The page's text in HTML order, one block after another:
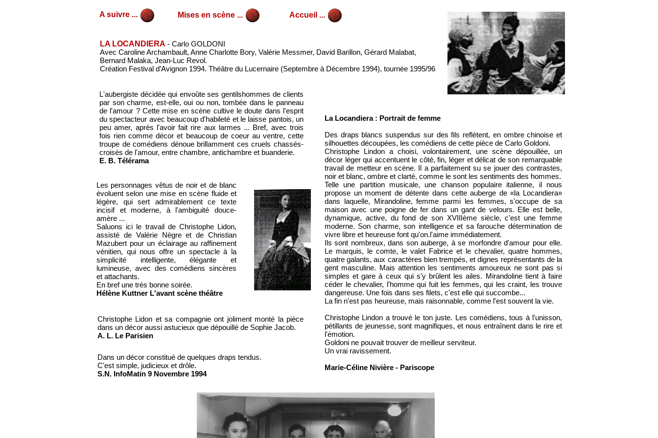
La Locandiera : Portrait de femme
Des draps blancs suspendus sur des fils reflètent, en ombre chinoise et
silhouettes découpées, les comédiens de cette pièce de Carlo Goldoni.
Christophe Lindon a choisi, volontairement, une scène dépouillée, un
décor léger qui accentuent le côté, fin, léger et délicat de son remarquable
travail de metteur en scène. Il a parfaitement su se jouer des contrastes,
noir et blanc, ombre et clarté, comme le sont les sentiments des hommes.
Telle une partition musicale, une chanson populaire italienne, il nous
propose un moment de détente dans cette auberge de «la Locandiera»
dans laquelle, Mirandoline, femme parmi les femmes, s'occupe de sa
maison avec une poigne de fer dans un gant de velours. Elle est belle,
dynamique, active, du fond de son XVIIIème siècle, c'est une femme
moderne. Son charme, son intelligence et sa farouche détermination de
vivre libre et heureuse font qu'on.l'aime immédiatement.
Ils sont nombreux, dans son auberge, à se morfondre d'amour pour elle.
Le marquis, le comte, le valet Fabrice et le chevalier, quatre hommes,
quatre galants, aux caractères bien trempés, et dignes représentants de la
gent masculine. Mais attention les sentiments amoureux ne sont pas si
simples et gare à ceux qui s'y brûlent les ailes. Mirandoline tient à faire
céder le chevalier, l'homme qui fuit les femmes, qui les craint, les trouve
dangereuse. Une fois dans ses filets, c'est elle qui succombe...
La fin n'est pas heureuse, mais raisonnable, comme l'est souvent la vie.
Christophe Lindon a trouvé le ton juste. Les comédiens, tous à l'unisson,
pétillants de jeunesse, sont magnifiques, et nous entraînent dans le rire et
l'émotion.
Goldoni ne pouvait trouver de meilleur serviteur.
Un vrai ravissement.
Marie-Céline Nivière - Pariscope
LA LOCANDIERA - Carlo GOLDONI
Avec Caroline Archambault, Anne Charlotte Bory, Valérie Messmer, David Barillon, Gérard Malabat,
Bernard Malaka, Jean-Luc Revol.
Création Festival d’Avignon 1994. Théâtre du Lucernaire (Septembre à Décembre 1994), tournée 1995/96
Accueil ...
Mises en scène ...
A suivre ...
Les personnages vêtus de noir et de blanc
évoluent selon une mise en scène fluide et
légère, qui sert admirablement ce texte
incisif et moderne, à l'ambiguité douce-
amère ...
Saluons ici le travail de Christophe Lidon,
assisté de Valérie Nègre et de Christian
Mazubert pour un éclairage au raffinement
vénitien, qui nous offre un spectacle à la
simplicité intelligente, élégante et
lumineuse, avec des comédiens sincères
et attachants.
En bref une très bonne soirée.
Hélène Kuttner L'avant scène théâtre
Dans un décor constitué de quelques draps tendus.
C'est simple, judicieux et drôle.
S.N. InfoMatin 9 Novembre 1994
L'aubergiste décidée qui envoûte ses gentilshommes de clients
par son charme, est-elle, oui ou non, tombée dans le panneau
de l'amour ? Cette mise en scène cultive le doute dans l'esprit
du spectacteur avec beaucoup d'habileté et le laisse pantois, un
peu amer, après l'avoir fait rire aux larmes ... Bref, avec trois
fois rien comme décor et beaucoup de coeur au ventre, cette
troupe de comédiens dénoue brillamment ces cruels chassés-
croisés de l'amour, entre chambre, antichambre et buanderie.
E. B. Télérama
Christophe Lidon et sa compagnie ont joliment monté la pièce
dans un décor aussi astucieux que dépouillé de Sophie Jacob.
A. L. Le Parisien